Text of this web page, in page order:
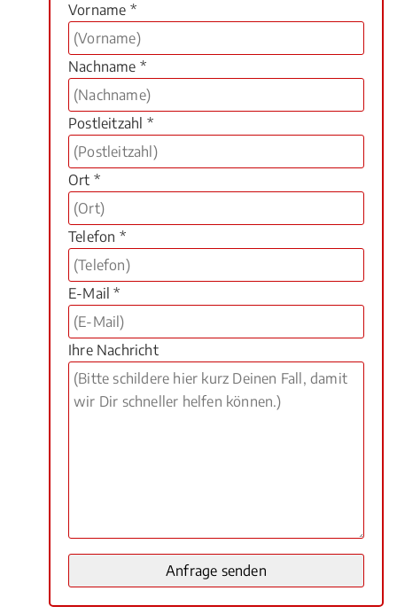
Vorname *
Nachname *
Postleitzahl *
Ort *
Telefon *
E-Mail *
Ihre Nachricht